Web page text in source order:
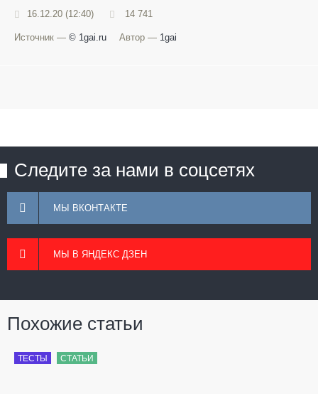
16.12.20 (12:40) 14 741
Источник — © 1gai.ru Автор — 1gai
Следите за нами в соцсетях
МЫ ВКОНТАКТЕ
МЫ В ЯНДЕКС ДЗЕН
Похожие статьи
ТЕСТЫ СТАТЬИ